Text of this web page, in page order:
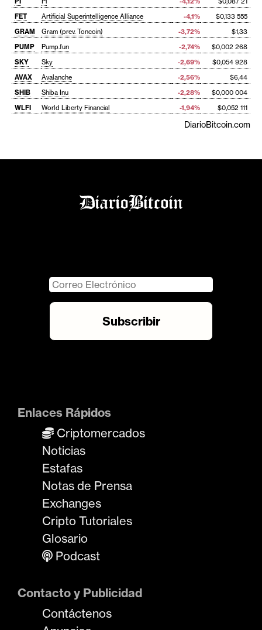
FET
Artificial Superintelligence Alliance -4,1%
$0,133 555
GRAM
Gram (prev. Toncoin) -3,72%
$1,33
PUMP
Pump.fun -2,74%
$0,002 268
SKY
Sky -2,69%
$0,054 928
AVAX
Avalanche -2,56%
$6,44
SHIB
Shiba Inu -2,28%
$0,000 004
WLFI
World Liberty Financial -1,94% $0,052 111
DiarioBitcoin.com
Enlaces Rápidos
Criptomercados
Noticias
Estafas
Notas de Prensa
Exchanges
Cripto Tutoriales
Glosario
Podcast
Contacto y Publicidad
Contáctenos